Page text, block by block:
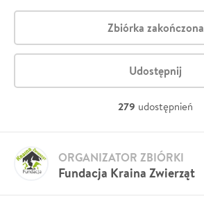
Zbiórka zakończona
Udostępnij
279 udostępnień
Fundacja Kraina Zwierząt
ORGANIZATOR ZBIÓRKI